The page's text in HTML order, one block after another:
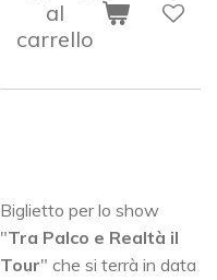
al
carrello
Biglietto per lo show
"Tra Palco e Realtà il
Tour" che si terrà in data